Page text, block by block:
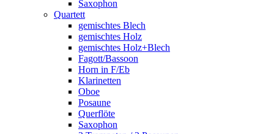
Saxophon
Quartett
gemischtes Blech
gemischtes Holz
gemischtes Holz+Blech
Fagott/Bassoon
Horn in F/Eb
Klarinetten
Oboe
Posaune
Querflöte
Saxophon